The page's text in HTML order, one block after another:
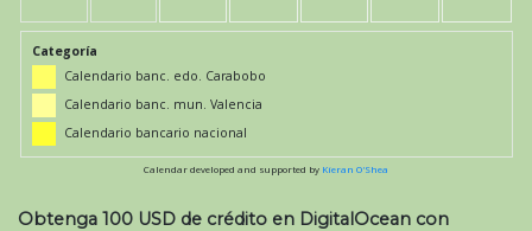
Categoría
Calendario banc. edo. Carabobo
Calendario banc. mun. Valencia
Calendario bancario nacional
Calendar developed and supported by Kieran O'Shea
Obtenga 100 USD de crédito en DigitalOcean con